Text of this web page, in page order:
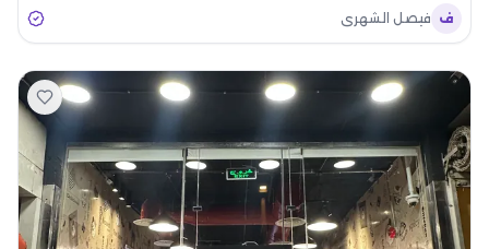
ف فيصل الشهري